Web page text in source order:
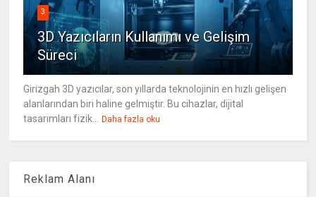
3
3D Yazıcıların Kullanımı ve Gelişim
Süreci
Girizgah 3D yazıcılar, son yıllarda teknolojinin en hızlı gelişen
alanlarından biri haline gelmiştir. Bu cihazlar, dijital
tasarımları fizik...
Daha fazla oku
Reklam Alanı